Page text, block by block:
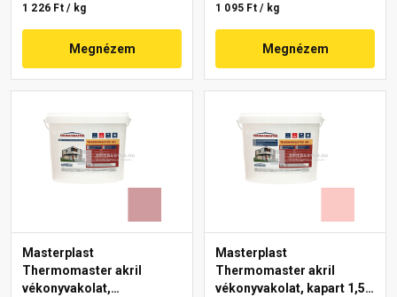
1 226 Ft / kg
Megnézem
1 095 Ft / kg
Megnézem
Masterplast
Thermomaster akril
vékonyvakolat,
Masterplast
Thermomaster akril
vékonyvakolat, kapart 1,5